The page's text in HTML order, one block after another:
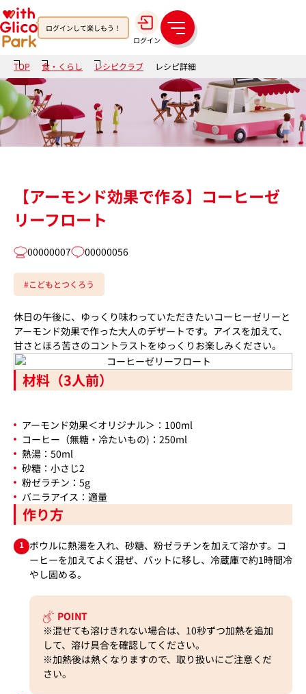
ログインして楽しもう！
ログイン
メ
ニ
ュ
ー
TOP 食・くらし レシピクラブ レシピ詳細
【アーモンド効果で作る】コーヒーゼ
リーフロート
00000007 00000056
#こどもとつくろう
休日の午後に、ゆっくり味わっていただきたいコーヒーゼリーと
アーモンド効果で作った大人のデザートです。アイスを加えて、
甘さとほろ苦さのコントラストをゆっくりお楽しみください。
材料（3人前）
アーモンド効果＜オリジナル＞：100ml
コーヒー（無糖・冷たいもの)：250ml
熱湯：50ml
砂糖：小さじ2
粉ゼラチン：5g
バニラアイス：適量
作り方
1 ボウルに熱湯を入れ、砂糖、粉ゼラチンを加えて溶かす。コ
ーヒーを加えてよく混ぜ、バットに移し、冷蔵庫で約1時間冷
やし固める。
POINT
※混ぜても溶けきれない場合は、10秒ずつ加熱を追加
して、溶け具合を確認してください。
※加熱後は熱くなりますので、取り扱いにご注意くだ
さい。